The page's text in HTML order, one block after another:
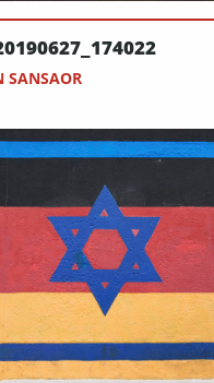
SANSAOR